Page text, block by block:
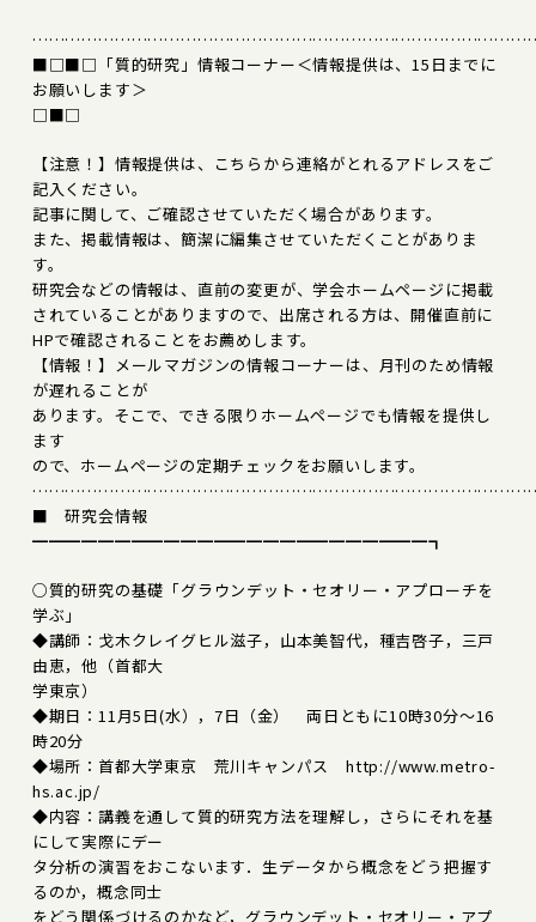
■□■□「質的研究」情報コーナー＜情報提供は、15日までに
お願いします＞
□■□
【注意！】情報提供は、こちらから連絡がとれるアドレスをご
記入ください。
記事に関して、ご確認させていただく場合があります。
また、掲載情報は、簡潔に編集させていただくことがありま
す。
研究会などの情報は、直前の変更が、学会ホームページに掲載
されていることがありますので、出席される方は、開催直前に
HPで確認されることをお薦めします。
【情報！】メールマガジンの情報コーナーは、月刊のため情報
が遅れることが
あります。そこで、できる限りホームページでも情報を提供し
ます
ので、ホームページの定期チェックをお願いします。
■ 研究会情報
━━━━━━━━━━━━━━━━━━━━━━━━┓
○質的研究の基礎「グラウンデット・セオリー・アプローチを
学ぶ」
◆講師：戈木クレイグヒル滋子，山本美智代，種吉啓子，三戸
由恵，他（首都大
学東京）
◆期日：11月5日(水），7日（金） 両日ともに10時30分～16
時20分
◆場所：首都大学東京 荒川キャンパス http://www.metro-
hs.ac.jp/
◆内容：講義を通して質的研究方法を理解し，さらにそれを基
にして実際にデー
タ分析の演習をおこないます．生データから概念をどう把握す
るのか，概念同士
をどう関係づけるのかなど，グラウンデット・セオリー・アプ